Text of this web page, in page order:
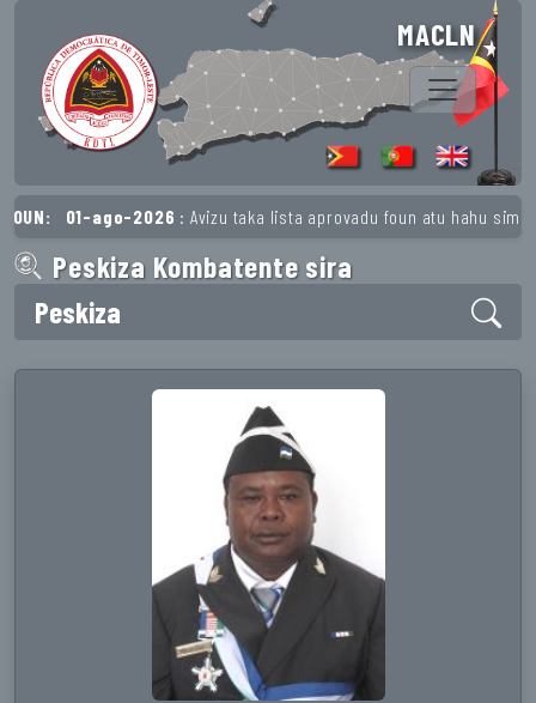
MACLN
01-ago-2026: Avizu taka lista aprovadu foun atu hahu simu
Peskiza Kombatente sira
Peskiza